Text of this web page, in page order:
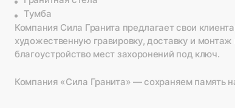
Тумба
Компания Сила Гранита предлагает свои
художественную гравировку, доставку и
благоустройство мест захоронений под ключ.
Компания «Сила Гранита» — сохраняем память